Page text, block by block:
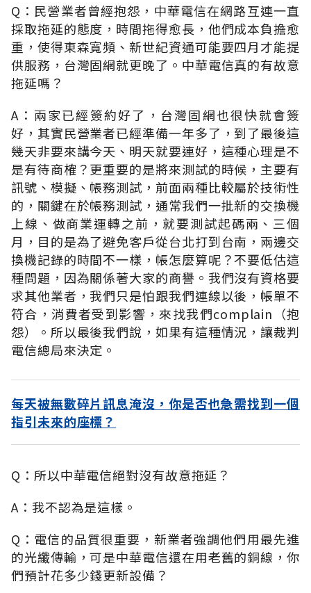
Q：民營業者曾經抱怨，中華電信在網路互連一直
採取拖延的態度，時間拖得愈長，他們成本負擔愈
重，使得東森寬頻、新世紀資通可能要四月才能提
供服務，台灣固網就更晚了。中華電信真的有故意
拖延嗎？
A：兩家已經簽約好了，台灣固網也很快就會簽
好，其實民營業者已經準備一年多了，到了最後這
幾天非要來講今天、明天就要連好，這種心理是不
是有待商榷？更重要的是將來測試的時候，主要有
訊號、模擬、帳務測試，前面兩種比較屬於技術性
的，關鍵在於帳務測試，通常我們一批新的交換機
上線、做商業運轉之前，就要測試起碼兩、三個
月，目的是為了避免客戶從台北打到台南，兩邊交
換機記錄的時間不一樣，帳怎麼算呢？不要低估這
種問題，因為關係著大家的商譽。我們沒有資格要
求其他業者，我們只是怕跟我們連線以後，帳單不
符合，消費者受到影響，來找我們complain（抱
怨）。所以最後我們說，如果有這種情況，讓裁判
電信總局來決定。
每天被無數碎片訊息淹沒，你是否也急需找到一個
指引未來的座標？
Q：所以中華電信絕對沒有故意拖延？
A：我不認為是這樣。
Q：電信的品質很重要，新業者強調他們用最先進
的光纖傳輸，可是中華電信還在用老舊的銅線，你
們預計花多少錢更新設備？